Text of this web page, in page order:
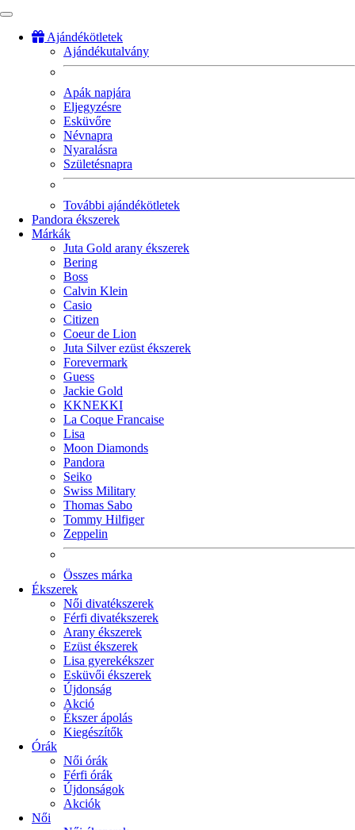
Ajándékötletek
Ajándékutalvány
Apák napjára
Eljegyzésre
Esküvőre
Névnapra
Nyaralásra
Születésnapra
További ajándékötletek
Pandora ékszerek
Márkák
Juta Gold arany ékszerek
Bering
Boss
Calvin Klein
Casio
Citizen
Coeur de Lion
Juta Silver ezüst ékszerek
Forevermark
Guess
Jackie Gold
KKNEKKI
La Coque Francaise
Lisa
Moon Diamonds
Pandora
Seiko
Swiss Military
Thomas Sabo
Tommy Hilfiger
Zeppelin
Összes márka
Ékszerek
Női divatékszerek
Férfi divatékszerek
Arany ékszerek
Ezüst ékszerek
Lisa gyerekékszer
Esküvői ékszerek
Újdonság
Akció
Ékszer ápolás
Kiegészítők
Órák
Női órák
Férfi órák
Újdonságok
Akciók
Női